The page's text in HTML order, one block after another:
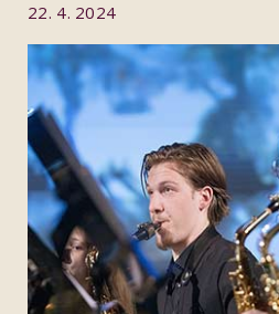
22. 4. 2024